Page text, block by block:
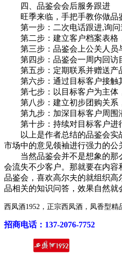
四、品鉴会会后服务跟进
旺季来临，手把手教你做品
第一步：二次电话跟进,询问
第二步：建立客户档案表格
第三步：品鉴会上公关人员
第四步：品鉴会一周内回访
第五步：定期联系并赠送产
第六步：通过目标客户接触
第七步：以目标客户为主体
第八步：建立初步团购关系
第九步：加深目标客户周围
第十步：持续对目标客户进
以上是作者总结的品鉴会实战
市场中的意见领袖进行强力的公
当然品鉴会并不是想象的那么
会流失不少客户。那就要在内
品鉴会，喜欢高尔夫的就组织
品相关的知识问答，效果自然就
西凤酒1952，正宗西凤酒，凤香型
招商电话：137-2076-7752